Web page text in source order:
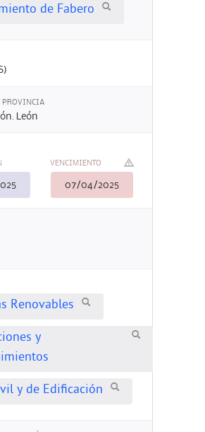
de Fabero
PROVINCIA
León
VENCIMIENTO
07/04/2025
Renovables
y
y de Edificación